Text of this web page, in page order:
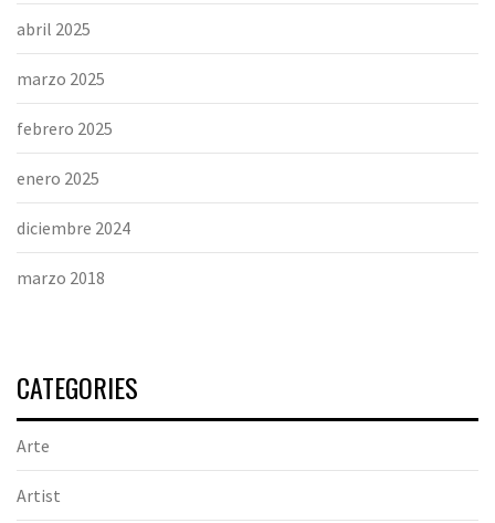
abril 2025
marzo 2025
febrero 2025
enero 2025
diciembre 2024
marzo 2018
CATEGORIES
Arte
Artist